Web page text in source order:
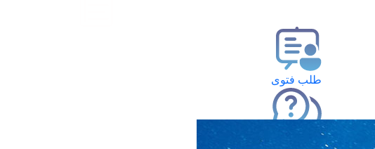
طلب فتوى
استعلام عن فتوى